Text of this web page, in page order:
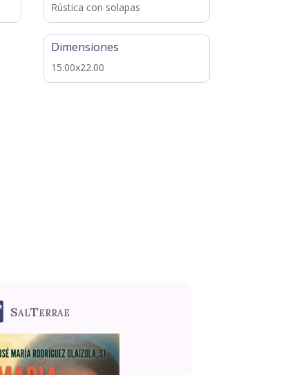
Rústica con solapas
Dimensiones
15.00x22.00
SalTerrae